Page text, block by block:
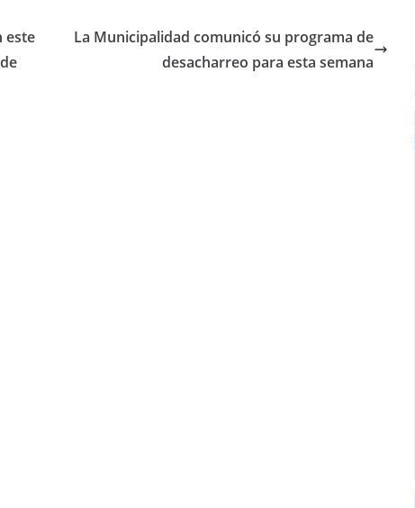
este
La Municipalidad comunicó su programa de
desacharreo para esta semana